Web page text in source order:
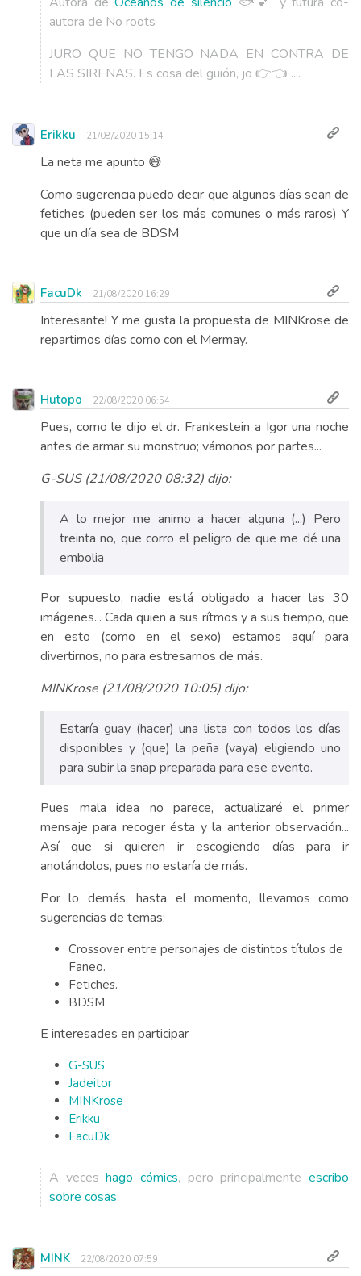
autora de No roots
JURO QUE NO TENGO NADA EN CONTRA DE
LAS SIRENAS. Es cosa del guión, jo 👉👈 ....
Erikku 21/08/2020 15:14
La neta me apunto 😅
Como sugerencia puedo decir que algunos días sean de
fetiches (pueden ser los más comunes o más raros) Y
que un día sea de BDSM
FacuDk 21/08/2020 16:29
Interesante! Y me gusta la propuesta de MINKrose de
repartirnos días como con el Mermay.
Hutopo 22/08/2020 06:54
Pues, como le dijo el dr. Frankestein a Igor una noche
antes de armar su monstruo; vámonos por partes...
G-SUS (21/08/2020 08:32) dijo:
A lo mejor me animo a hacer alguna (...) Pero
treinta no, que corro el peligro de que me dé una
embolia
Por supuesto, nadie está obligado a hacer las 30
imágenes... Cada quien a sus rítmos y a sus tiempo, que
en esto (como en el sexo) estamos aquí para
divertirnos, no para estresarnos de más.
MINKrose (21/08/2020 10:05) dijo:
Estaría guay (hacer) una lista con todos los días
disponibles y (que) la peña (vaya) eligiendo uno
para subir la snap preparada para ese evento.
Pues mala idea no parece, actualizaré el primer
mensaje para recoger ésta y la anterior observación...
Así que si quieren ir escogiendo días para ir
anotándolos, pues no estaría de más.
Por lo demás, hasta el momento, llevamos como
sugerencias de temas:
Crossover entre personajes de distintos títulos de
Faneo.
Fetiches.
BDSM
E interesades en participar
G-SUS
Jadeitor
MINKrose
Erikku
FacuDk
A veceshago cómics, pero principalmenteescribo
sobre cosas.
MINK 22/08/2020 07:59